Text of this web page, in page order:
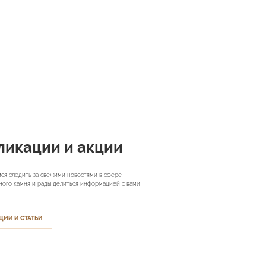
и акции
следить за свежими новостями в сфере
камня и рады делиться информацией с вами
И СТАТЬИ